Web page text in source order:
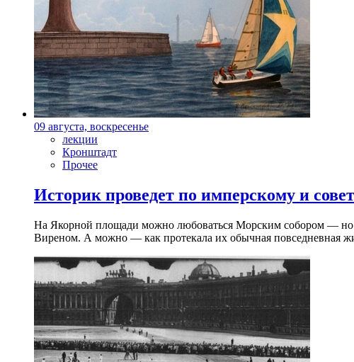
09 августа, воскресенье
лекции
Кронштадт
Прочее
Историк проведет по имперскому и
На Якорной площади можно любоваться Морским собором — но
Виреном. А можно — как протекала их обычная повседневная